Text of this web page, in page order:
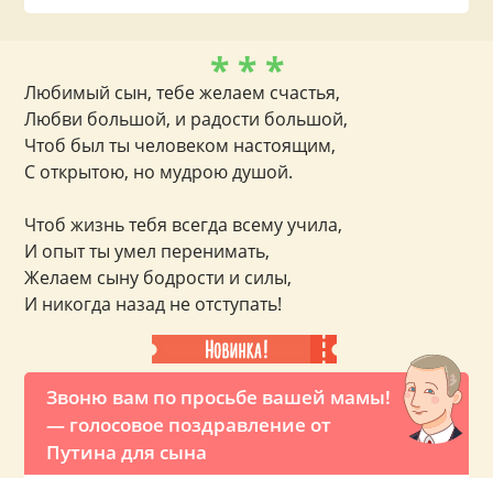
Звоню вам по просьбе вашей мамы!
— голосовое поздравление от
Путина для сына
* * *
Любимый сын, тебе желаем счастья,
Любви большой, и радости большой,
Чтоб был ты человеком настоящим,
С открытою, но мудрою душой.
Чтоб жизнь тебя всегда всему учила,
И опыт ты умел перенимать,
Желаем сыну бодрости и силы,
И никогда назад не отступать!